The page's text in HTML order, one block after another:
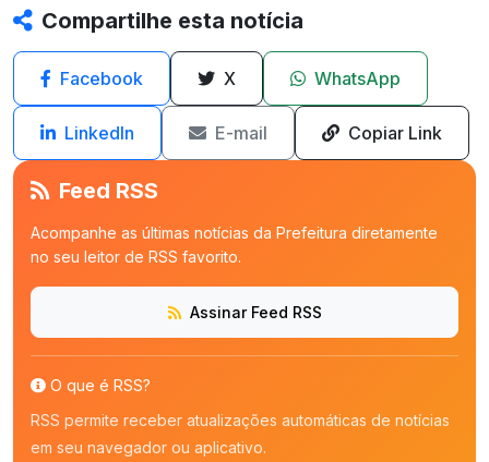
Compartilhe esta notícia
Facebook X WhatsApp
LinkedIn E-mail Copiar Link
Feed RSS
Acompanhe as últimas notícias da Prefeitura diretamente
no seu leitor de RSS favorito.
Assinar Feed RSS
O que é RSS?
RSS permite receber atualizações automáticas de notícias
em seu navegador ou aplicativo.